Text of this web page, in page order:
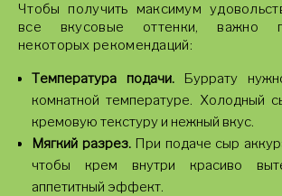
Чтобы получить максимум
все вкусовые оттенки, важно
некоторых рекомендаций:
Температура подачи.Буррату
комнатной температуре. Холодный
кремовую текстуру и нежный вкус.
Мягкий разрез.При подаче сыр
чтобы крем внутри красиво
аппетитный эффект.